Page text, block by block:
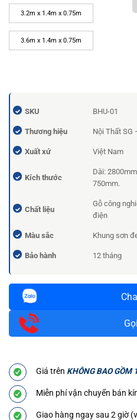
3.2m x 1.4m x 0.75m
3.6m x 1.4m x 0.75m
SKU BHU-01
Thương hiệu Nội Thất SG
Xuất xứ Việt Nam
Kích thước
Dài:
750mm.
Chất liệu
Gỗ công
điện
Màu sắc Khung sơn
Bảo hành 12 tháng
Giá trên KHÔNG BAO GỒM
Miễn phí vận chuyển bán
Giao hàng ngay sau 2 giờ